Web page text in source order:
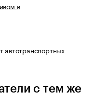
в
автотранспортных
с тем же